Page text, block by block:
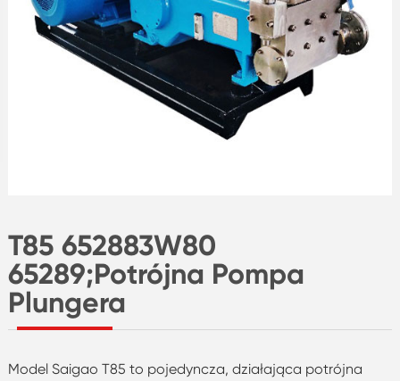
T85 652883W80
65289;Potrójna Pompa
Plungera
Model Saigao T85 to pojedyncza, działająca potrójna